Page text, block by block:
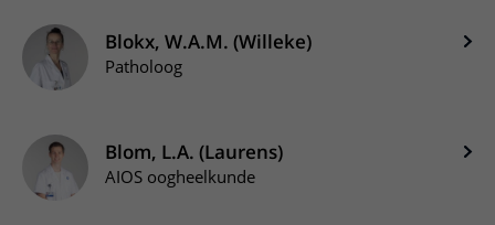
Blokx, W.A.M. (Willeke)
Patholoog
Blom, L.A. (Laurens)
AIOS oogheelkunde